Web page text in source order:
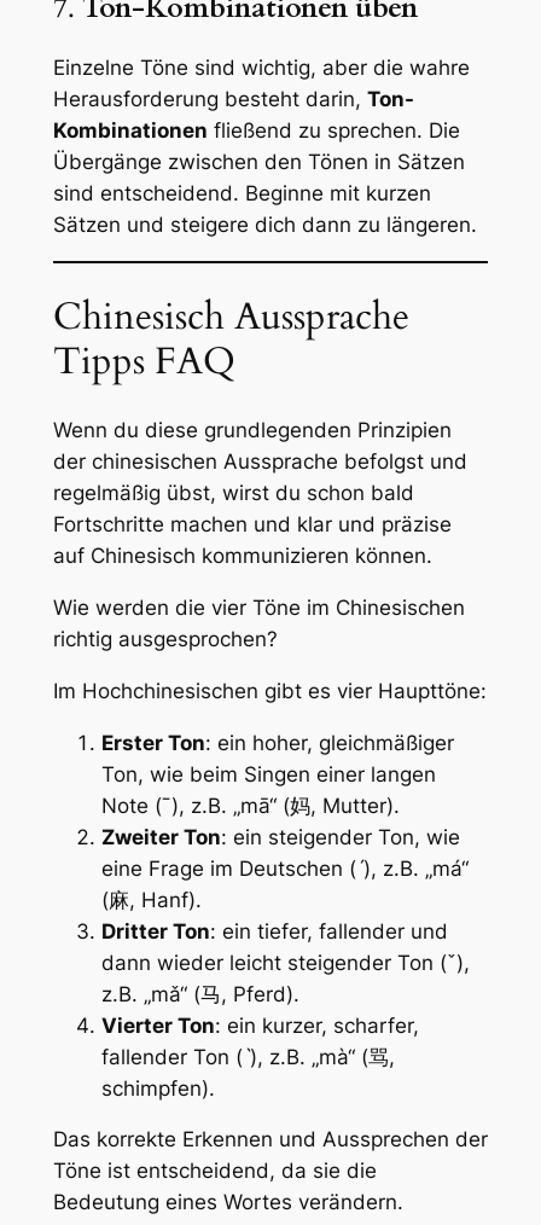
7. Ton-Kombinationen üben
Einzelne Töne sind wichtig, aber die wahre
Herausforderung besteht darin, Ton-
Kombinationen fließend zu sprechen. Die
Übergänge zwischen den Tönen in Sätzen
sind entscheidend. Beginne mit kurzen
Sätzen und steigere dich dann zu längeren.
Chinesisch Aussprache
Tipps FAQ
Wenn du diese grundlegenden Prinzipien
der chinesischen Aussprache befolgst und
regelmäßig übst, wirst du schon bald
Fortschritte machen und klar und präzise
auf Chinesisch kommunizieren können.
Wie werden die vier Töne im Chinesischen
richtig ausgesprochen?
Im Hochchinesischen gibt es vier Haupttöne:
Erster Ton: ein hoher, gleichmäßiger
Ton, wie beim Singen einer langen
Note (ˉ), z.B. „mā“ (妈, Mutter).
Zweiter Ton: ein steigender Ton, wie
eine Frage im Deutschen (ˊ), z.B. „má“
(麻, Hanf).
Dritter Ton: ein tiefer, fallender und
dann wieder leicht steigender Ton (ˇ),
z.B. „mǎ“ (马, Pferd).
Vierter Ton: ein kurzer, scharfer,
fallender Ton (ˋ), z.B. „mà“ (骂,
schimpfen).
Das korrekte Erkennen und Aussprechen der
Töne ist entscheidend, da sie die
Bedeutung eines Wortes verändern.